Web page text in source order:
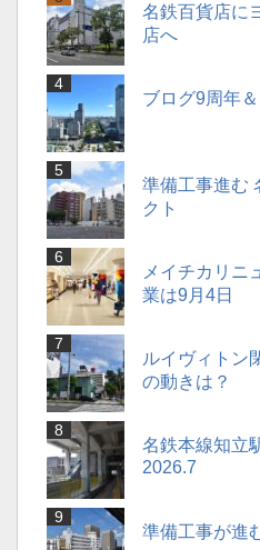
名鉄百貨店に
店へ
ブログ9周年
準備工事進む
クト
メイチカリニ
業は9月4日
ルイヴィトン
の動きは？
名鉄本線知立
2026.7
準備工事が進